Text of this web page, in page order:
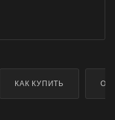
КАК КУПИТЬ